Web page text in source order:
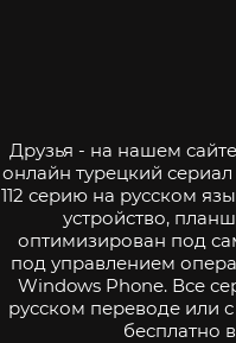
Друзья - на нашем сайте
онлайн турецкий
112 серию на русском
устройство,
оптимизирован под
под управлением
Windows Phone. Все
русском переводе или
бесплатно